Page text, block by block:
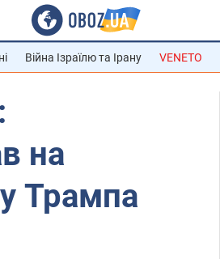
Війна Ізраїлю та Ірану VENETO
на
Трампа